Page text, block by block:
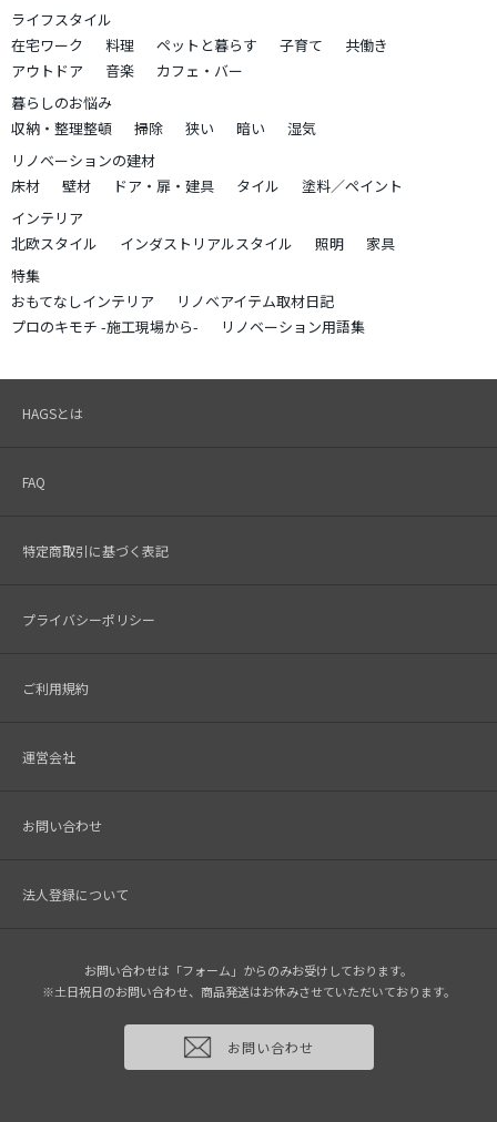
ライフスタイル
在宅ワーク
料理 ペットと暮らす 子育て
共働き
アウトドア
音楽
カフェ・バー
暮らしのお悩み
収納・整理整頓
掃除 狭い 暗い
湿気
リノベーションの建材
床材
壁材 ドア・扉・建具 タイル
塗料／ペイント
インテリア
北欧スタイル
インダストリアルスタイル 照明
家具
特集
おもてなしインテリア
リノベアイテム取材日記
プロのキモチ -施工現場から-
リノベーション用語集
HAGSとは
FAQ
特定商取引に基づく表記
プライバシーポリシー
ご利用規約
運営会社
お問い合わせ
法人登録について
お問い合わせは「フォーム」からのみお受けしております。
※土日祝日のお問い合わせ、商品発送はお休みさせていただいております。
お問い合わせ